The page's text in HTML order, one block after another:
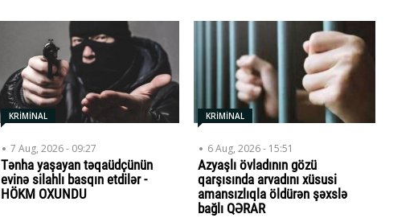
KRİMİNAL
7 Aug, 2026 - 09:27
Tənha yaşayan təqaüdçünün
evinə silahlı basqın etdilər -
HÖKM OXUNDU
KRİMİNAL
6 Aug, 2026 - 15:51
Azyaşlı övladının gözü
qarşısında arvadını xüsusi
amansızlıqla öldürən şəxslə
bağlı QƏRAR